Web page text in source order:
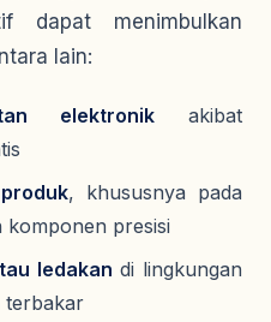
dapat menimbulkan
lain:
elektronik akibat
, khususnya pada
presisi
ledakan di lingkungan
terbakar